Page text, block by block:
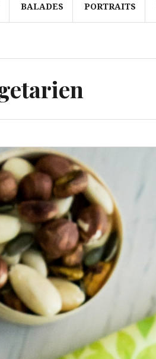
BALADES PORTRAITS